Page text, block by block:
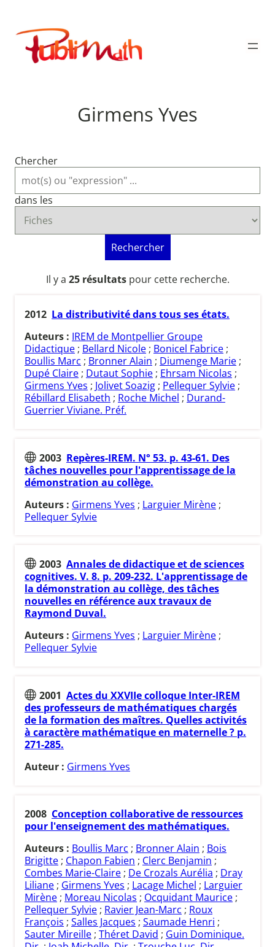
contenu
Publimath
Girmens Yves
Chercher
dans les
Rechercher
Il y a 25 résultatspour cette recherche.
2012 La distributivité dans tous ses états.
Auteurs : IREM de Montpellier Groupe
Didactique ; Bellard Nicole ; Bonicel Fabrice ;
Boullis Marc ; Bronner Alain ; Diumenge Marie ;
Dupé Claire ; Dutaut Sophie ; Ehrsam Nicolas ;
Girmens Yves ; Jolivet Soazig ; Pellequer Sylvie ;
Rébillard Elisabeth ; Roche Michel ; Durand-
Guerrier Viviane. Préf.
2003 Repères-IREM. N° 53. p. 43-61. Des
tâches nouvelles pour l'apprentissage de la
démonstration au collège.
Auteurs : Girmens Yves ; Larguier Mirène ;
Pellequer Sylvie
2003 Annales de didactique et de sciences
cognitives. V. 8. p. 209-232. L'apprentissage de
la démonstration au collège, des tâches
nouvelles en référence aux travaux de
Raymond Duval.
Auteurs : Girmens Yves ; Larguier Mirène ;
Pellequer Sylvie
2001 Actes du XXVIIe colloque Inter-IREM
des professeurs de mathématiques chargés
de la formation des maîtres. Quelles activités
à caractère mathématique en maternelle ? p.
271-285.
Auteur : Girmens Yves
2008 Conception collaborative de ressources
pour l'enseignement des mathématiques.
Auteurs : Boullis Marc ; Bronner Alain ; Bois
Brigitte; Chapon Fabien ; Clerc Benjamin ;
Combes Marie-Claire; De Crozals Aurélia ; Dray
Liliane; Girmens Yves ; Lacage Michel ; Larguier
Mirène; Moreau Nicolas ; Ocquidant Maurice;
Pellequer Sylvie; Ravier Jean-Marc ; Roux
François ; Salles Jacques ; Saumade Henri ;
Sauter Mireille; Théret David ; Guin Dominique.